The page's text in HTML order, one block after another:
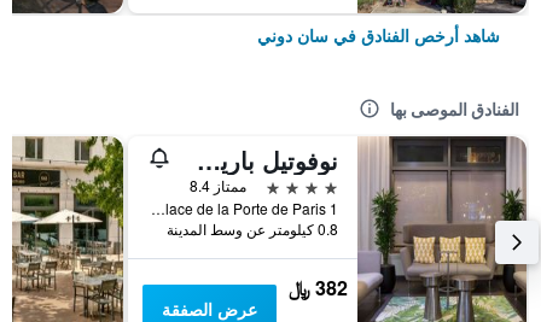
شاهد أرخص الفنادق في سان دوني
الفنادق الموصى بها
نوفوتيل باريس ستيد باسيليك
4 نجوم
ممتاز 8.4
1 Place de la Porte de Paris, سان دوني, إقليم سين سان دوني, فرنسا
0.8 كيلومتر عن وسط المدينة
382 ﷼
عرض الصفقة